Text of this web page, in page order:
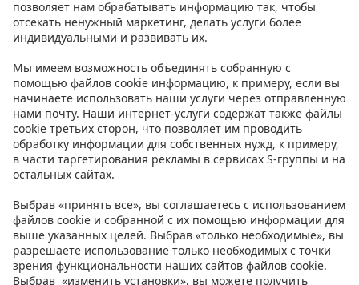
Инструкции
Условия
Prisma Konto
Язык:ETENRU